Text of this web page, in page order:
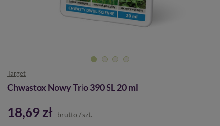
Target
Chwastox Nowy Trio 390 SL 20 ml
18,69 zł brutto / szt.